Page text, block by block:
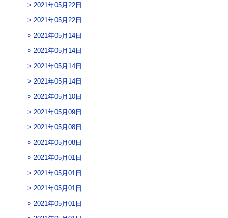
2021年05月22日
2021年05月22日
2021年05月14日
2021年05月14日
2021年05月14日
2021年05月14日
2021年05月10日
2021年05月09日
2021年05月08日
2021年05月08日
2021年05月01日
2021年05月01日
2021年05月01日
2021年05月01日